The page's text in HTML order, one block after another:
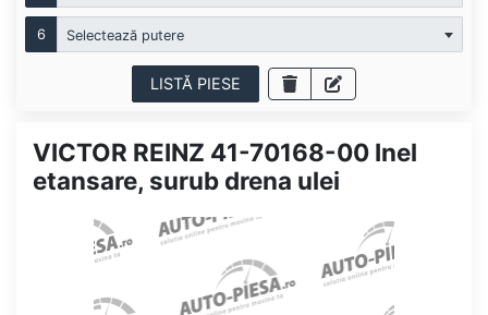
6 Selectează putere
LISTĂ PIESE
VICTOR REINZ 41-70168-00 Inel
etansare, surub drena ulei